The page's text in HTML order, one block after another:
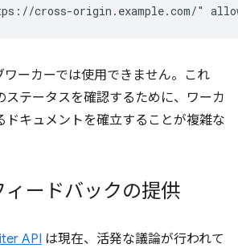
ーカーでは使用できません。これ
ステータスを確認するために、ワーカ
ドキュメントを確立することが複雑な
ィードバックの提供
API は現在、活発な議論が行われて